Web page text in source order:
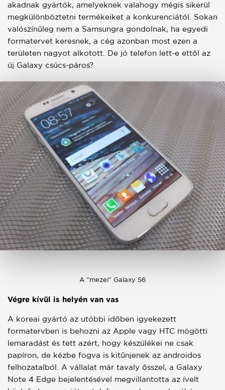
akadnak gyártók, amelyeknek valahogy mégis sikerül
megkülönböztetni termékeiket a konkurenciától. Sokan
valószínűleg nem a Samsungra gondolnak, ha egyedi
formatervet keresnek, a cég azonban most ezen a
területen nagyot alkotott. De jó telefon lett-e ettől az
új Galaxy csúcs-páros?
A "mezei" Galaxy S6
Végre kívül is helyén van vas
A koreai gyártó az utóbbi időben igyekezett
formatervben is behozni az Apple vagy HTC mögötti
lemaradást és tett azért, hogy készülékei ne csak
papíron, de kézbe fogva is kitűnjenek az androidos
felhozatalból. A vállalat már tavaly ősszel, a Galaxy
Note 4 Edge bejelentésével megvillantotta az ívelt